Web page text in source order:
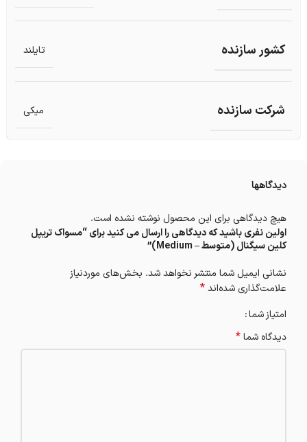
کشور سازنده تایلند
شرکت سازنده میکی
دیدگاهها
هیچ دیدگاهی برای این محصول نوشته نشده است.
اولین نفری باشید که دیدگاهی را ارسال می کنید برای “مسواک تریپل
کلین سیگنال (متوسط – Medium)”
نشانی ایمیل شما منتشر نخواهد شد. بخش‌های موردنیاز
علامت‌گذاری شده‌اند*
امتیاز شما
دیدگاه شما*